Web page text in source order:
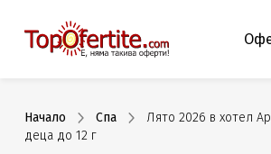
Начало Спа
Лято 2026 в хотел
деца до 12 г